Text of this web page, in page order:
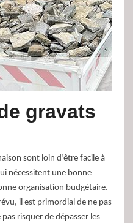
gravats
sont loin d’être facile à
nécessitent une bonne
organisation budgétaire.
il est primordial de ne pas
risquer de dépasser les